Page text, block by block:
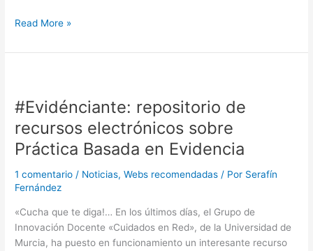
Nueva
del
Excelencia
Read More »
#Evidénciante: repositorio de
recursos electrónicos sobre
Práctica Basada en Evidencia
1 comentario / Noticias,Webs recomendadas / Por Serafín
Fernández
«Cucha que te diga!… En los últimos días, el Grupo de
Innovación Docente «Cuidados en Red», de la Universidad de
Murcia, ha puesto en funcionamiento un interesante recurso